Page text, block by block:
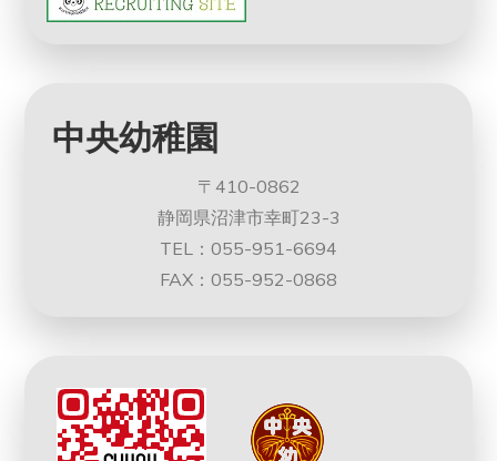
中央幼稚園
〒410-0862
静岡県沼津市幸町23-3
TEL：055-951-6694
FAX：055-952-0868